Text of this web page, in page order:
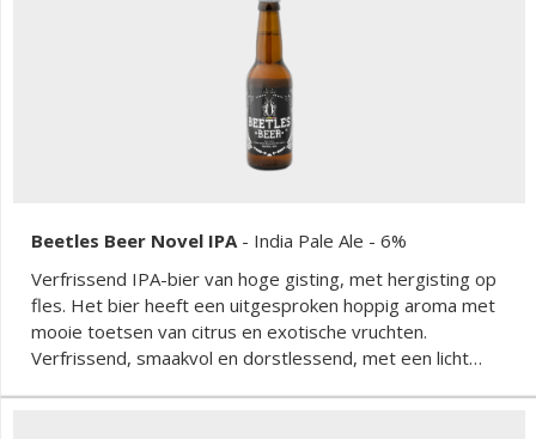
Beetles Beer Novel IPA - India Pale Ale - 6%
Verfrissend IPA-bier van hoge gisting, met hergisting op
fles. Het bier heeft een uitgesproken hoppig aroma met
mooie toetsen van citrus en exotische vruchten.
Verfrissend, smaakvol en dorstlessend, met een licht